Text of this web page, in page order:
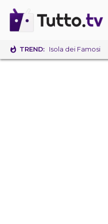
TREND: Isola dei Famosi